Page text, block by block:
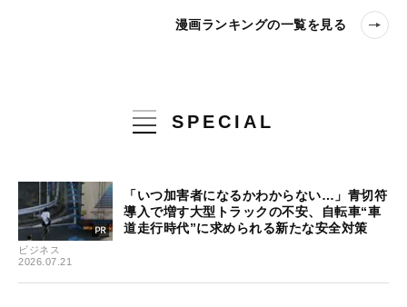
漫画ランキングの一覧を見る
SPECIAL
ビジネス
2026.07.21
「いつ加害者になるかわからない…」青切符
導入で増す大型トラックの不安、自転車“車
道走行時代”に求められる新たな安全対策